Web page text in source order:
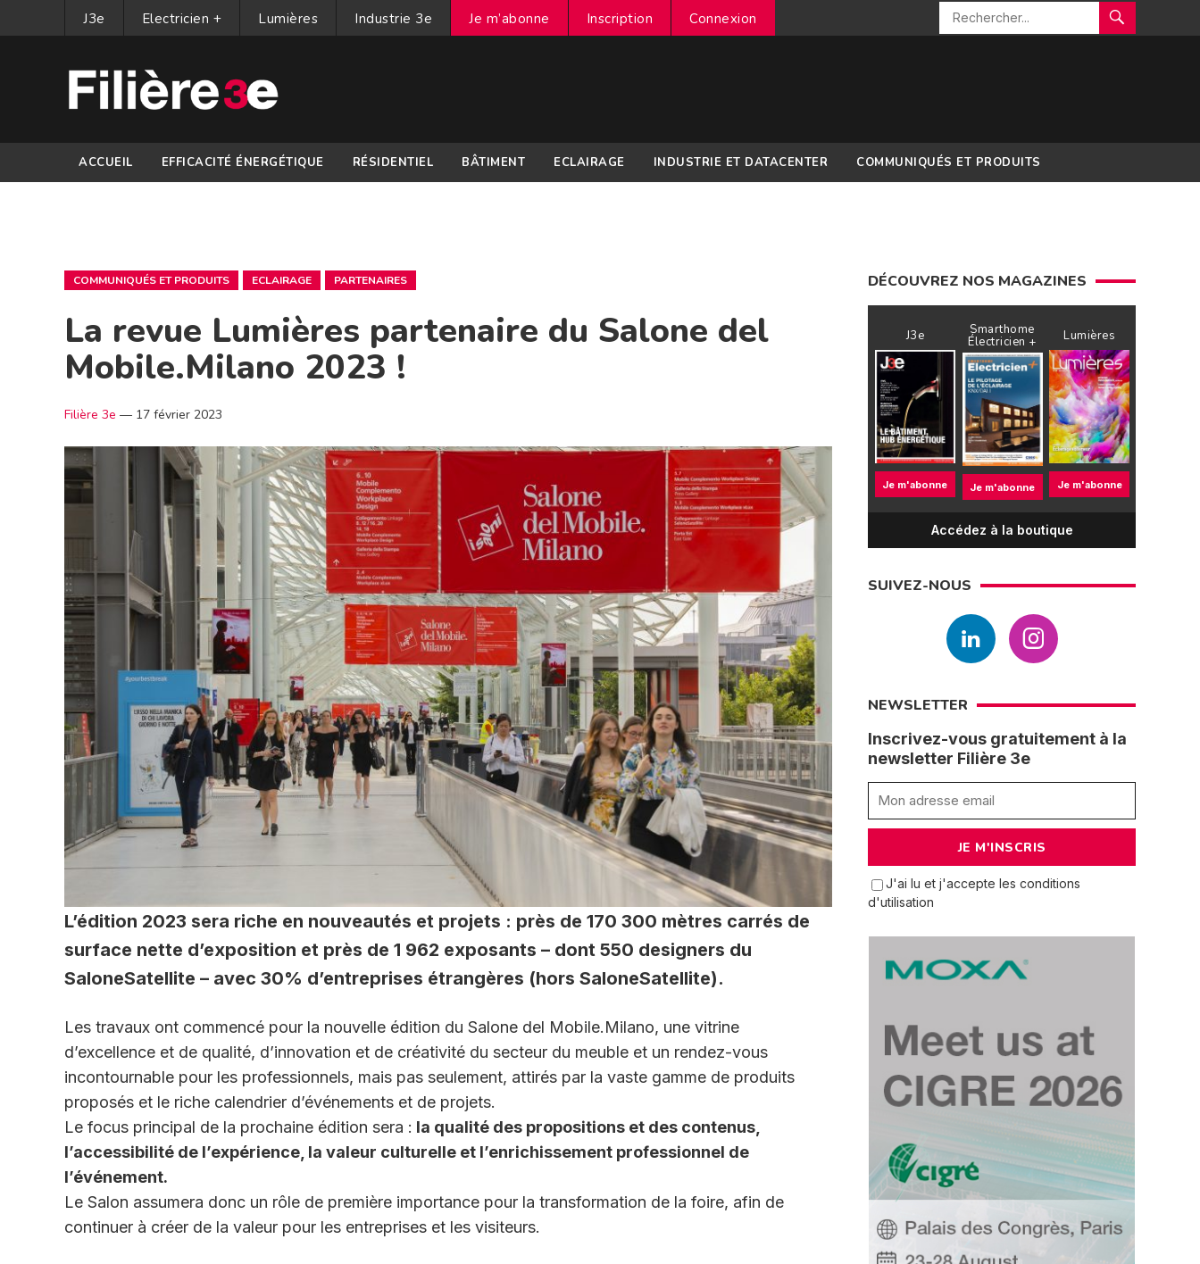
J3e Electricien + Lumières Industrie 3e Je m’abonne Inscription Connexion
ACCUEIL EFFICACITÉ ÉNERGÉTIQUE RÉSIDENTIEL BÂTIMENT ECLAIRAGE INDUSTRIE ET DATACENTER COMMUNIQUÉS ET PRODUITS
COMMUNIQUÉS ET PRODUITS ECLAIRAGE PARTENAIRES
La revue Lumières partenaire du Salone del
Mobile.Milano 2023 !
Filière 3e — 17 février 2023
L’édition 2023 sera riche en nouveautés et projets : près de 170 300 mètres carrés de
surface nette d’exposition et près de 1 962 exposants – dont 550 designers du
SaloneSatellite – avec 30% d’entreprises étrangères (hors SaloneSatellite).
Les travaux ont commencé pour la nouvelle édition du Salone del Mobile.Milano, une vitrine
d’excellence et de qualité, d’innovation et de créativité du secteur du meuble et un rendez-vous
incontournable pour les professionnels, mais pas seulement, attirés par la vaste gamme de produits
proposés et le riche calendrier d’événements et de projets.
Le focus principal de la prochaine édition sera : la qualité des propositions et des contenus,
l’accessibilité de l’expérience, la valeur culturelle et l’enrichissement professionnel de
l’événement.
Le Salon assumera donc un rôle de première importance pour la transformation de la foire, afin de
continuer à créer de la valeur pour les entreprises et les visiteurs.
DÉCOUVREZ NOS MAGAZINES
J3e
Je m'abonne
Smarthome
Électricien +
Je m'abonne
Lumières
Je m'abonne
Accédez à la boutique
SUIVEZ-NOUS
NEWSLETTER
Inscrivez-vous gratuitement à la
newsletter Filière 3e
J'ai lu et j'accepte les conditions
d'utilisation